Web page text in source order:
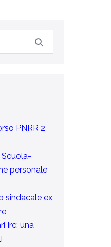
PNRR 2
Scuola-
personale
sindacale ex
Irc: una